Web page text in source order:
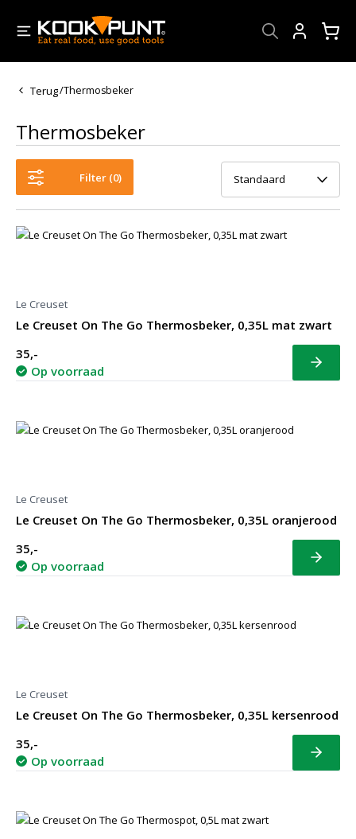
Terug/Thermosbeker
Thermosbeker
Filter (0) Standaard
Le Creuset
Le Creuset On The Go Thermosbeker, 0,35L mat zwart
35,-
Op voorraad
Bekijk
Le Creuset
Le Creuset On The Go Thermosbeker, 0,35L oranjerood
35,-
Op voorraad
Bekijk
Le Creuset
Le Creuset On The Go Thermosbeker, 0,35L kersenrood
35,-
Op voorraad
Bekijk